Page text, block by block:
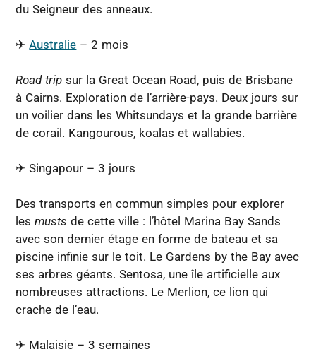
du Seigneur des anneaux.
✈︎Australie – 2 mois
Road trip sur la Great Ocean Road, puis de Brisbane
à Cairns. Exploration de l’arrière-pays. Deux jours sur
un voilier dans les Whitsundays et la grande barrière
de corail. Kangourous, koalas et wallabies.
✈︎ Singapour – 3 jours
Des transports en commun simples pour explorer
lesmusts de cette ville : l’hôtel Marina Bay Sands
avec son dernier étage en forme de bateau et sa
piscine infinie sur le toit. Le Gardens by the Bay avec
ses arbres géants. Sentosa, une île artificielle aux
nombreuses attractions. Le Merlion, ce lion qui
crache de l’eau.
✈︎ Malaisie – 3 semaines